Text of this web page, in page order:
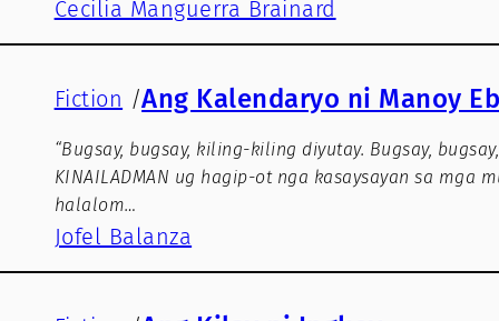
Cecilia Manguerra Brainard
Fiction /Ang Kalendaryo ni Manoy
“Bugsay, bugsay, kiling-kiling diyutay. Bugsay,
KINAILADMAN ug hagip-ot nga kasaysayan sa mga
halalom…
Jofel Balanza